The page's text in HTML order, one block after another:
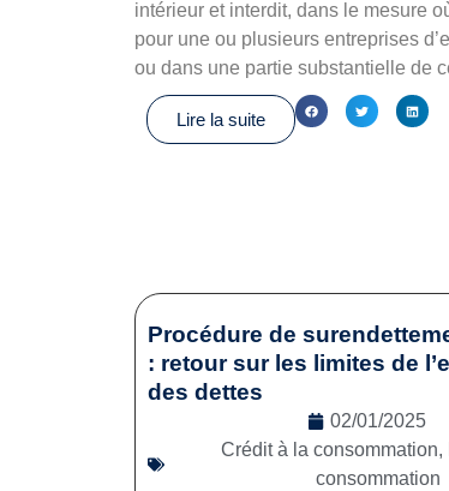
intérieur et interdit, dans le mesure
pour une ou plusieurs entreprises
ou dans une partie substantielle de
Lire la suite
Procédure de
: retour sur les limites de
des dettes
02/01/2025
Crédit à la consommation,
consommation